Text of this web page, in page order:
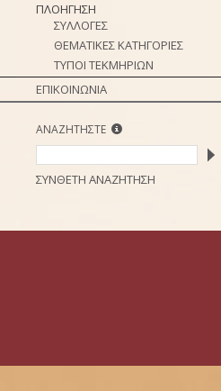
ΠΛΟΗΓΗΣΗ
ΣΥΛΛΟΓΕΣ
ΘΕΜΑΤΙΚΕΣ ΚΑΤΗΓΟΡΙΕΣ
ΤΥΠΟΙ ΤΕΚΜΗΡΙΩΝ
ΕΠΙΚΟΙΝΩΝΙΑ
ΑΝΑΖΗΤΗΣΤΕ
ΣΥΝΘΕΤΗ ΑΝΑΖΗΤΗΣΗ